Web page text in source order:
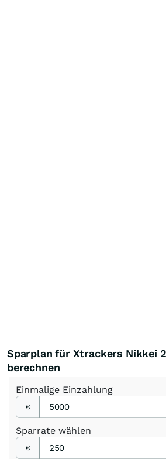
Sparplan für Xtrackers Nikkei
berechnen
Einmalige Einzahlung
€
Sparrate wählen
€